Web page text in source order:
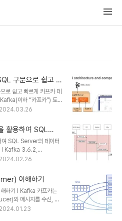
구문으로 쉽고 빠
쉽고 빠르게 카프카 데
이하 “카프카”) 토픽
는 컨슈머라는 것이 필요
면 빠르고 편리하게 메시
프카의 데이터를 조회(집
를 조합해서 새로운 토픽
번 컨슈머를 개발하거나
숙하지 않은 사용자에게
2024.03.26
용하여 SQL
PostgreSQL로 복
SQL Server의 데이터
l Kafka 3.6.2,
12 Kafka(이
하여 PostgreSQL로 데
번 포스트에서는 실시간
단계에서의 상세한 기술
다. [Architecture] 이번
같다. 어플리케이션에서
2024.02.26
이해하기
하기 l Kafka 카프카는
와 메시지를 수신, 소
서와 컨슈머 사이에서
2024.01.23